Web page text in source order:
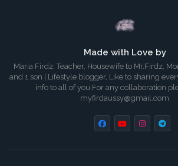
Made with Love by
Maria Firdz: Teacher, Housewife to Mr.Firdz,
and 1 son | Lifestyle blogger, Like to sharing
info to all of you.For any collaboration
myfirdaussy@gmail.com